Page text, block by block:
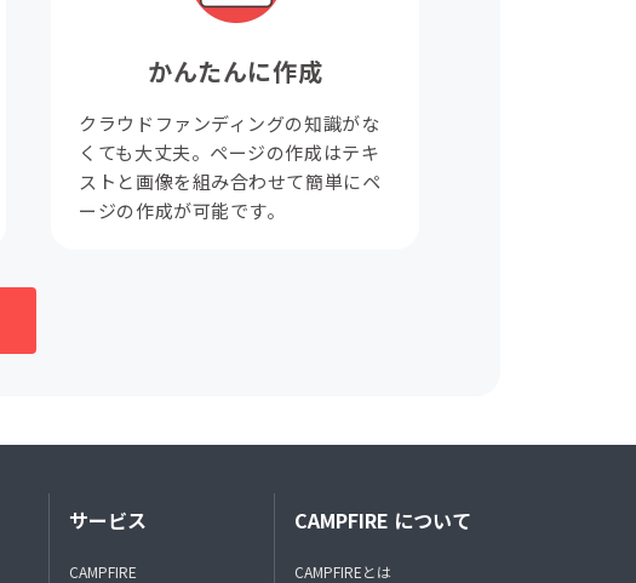
かんたんに作成
クラウドファンディングの知識がな
くても大丈夫。ページの作成はテキ
ストと画像を組み合わせて簡単にペ
ージの作成が可能です。
サービス
CAMPFIRE
CAMPFIRE について
CAMPFIREとは